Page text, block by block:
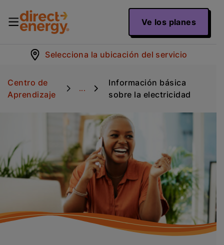
Ve los planes
Selecciona la ubicación del servicio
Centro de
Aprendizaje
...
Información básica
sobre la electricidad